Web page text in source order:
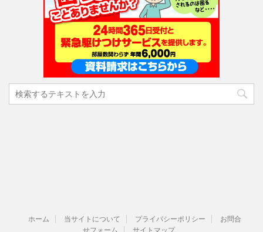
ホーム 当サイトについて プライバシーポリシー
お問合
せフォーム
サイトマップ